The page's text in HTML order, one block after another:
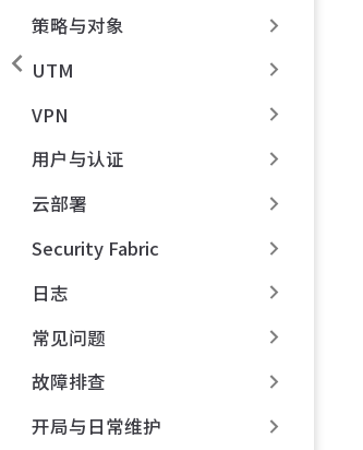
策略与对象
UTM
VPN
用户与认证
云部署
Security Fabric
日志
常见问题
故障排查
开局与日常维护